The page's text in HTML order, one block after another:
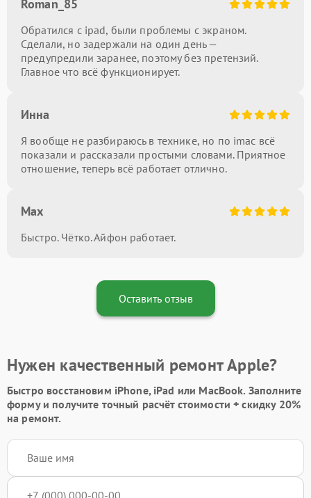
Roman_85
Обратился с ipad, были проблемы с экраном.
Сделали, но задержали на один день —
предупредили заранее, поэтому без претензий.
Главное что всё функционирует.
Инна
Я вообще не разбираюсь в технике, но по imac всё
показали и рассказали простыми словами. Приятное
отношение, теперь всё работает отлично.
Max
Быстро. Чётко. Айфон работает.
Оставить отзыв
Нужен качественный ремонт Apple?
Быстро восстановим iPhone, iPad или MacBook. Заполните
формуи получите точный расчёт стоимости +скидку 20%
на ремонт.